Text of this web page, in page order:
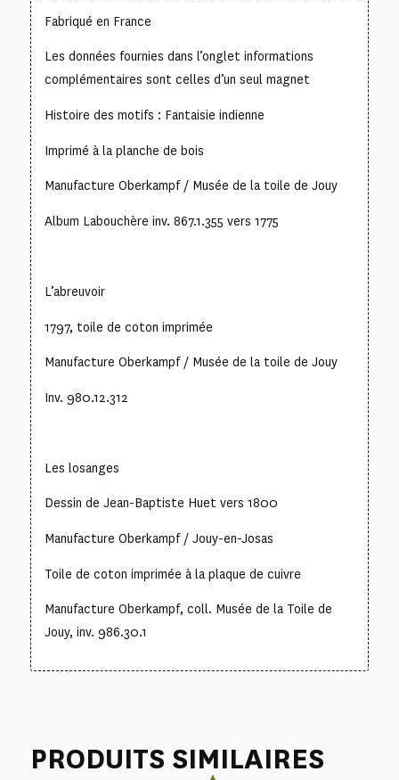
Fabriqué en France
Les données fournies dans l’onglet informations
complémentaires sont celles d’un seul magnet
Histoire des motifs : Fantaisie indienne
Imprimé à la planche de bois
Manufacture Oberkampf / Musée de la toile de Jouy
Album Labouchère inv. 867.1.355 vers 1775
L’abreuvoir
1797, toile de coton imprimée
Manufacture Oberkampf / Musée de la toile de Jouy
Inv. 980.12.312
Les losanges
Dessin de Jean-Baptiste Huet vers 1800
Manufacture Oberkampf / Jouy-en-Josas
Toile de coton imprimée à la plaque de cuivre
Manufacture Oberkampf, coll. Musée de la Toile de
Jouy, inv. 986.30.1
PRODUITS SIMILAIRES